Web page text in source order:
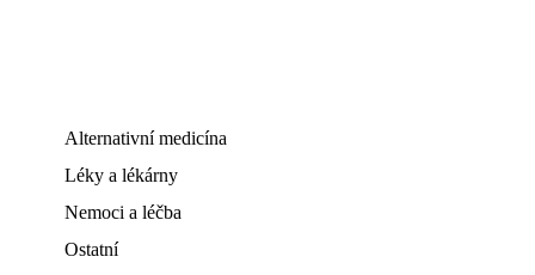
Alternativní medicína
Léky a lékárny
Nemoci a léčba
Ostatní